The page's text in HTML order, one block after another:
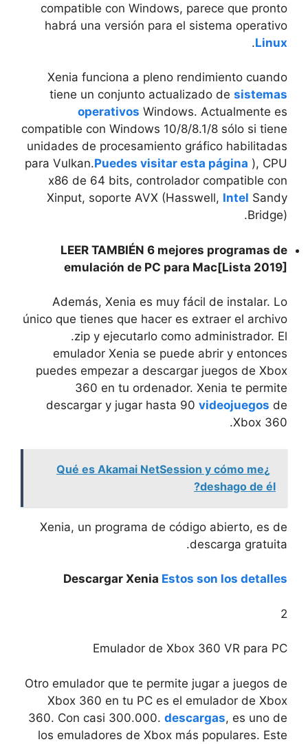
compatible con Windows, parece que pronto
habrá una versión para el sistema operativo
Linux
.
Xenia funciona a pleno rendimiento cuando
tiene un conjunto actualizado desistemas
operativosWindows. Actualmente es
compatible con Windows 10/8/8.1/8 sólo si tiene
unidades de procesamiento gráfico habilitadas
para Vulkan.Puedes visitar esta página), CPU
x86 de 64 bits, controlador compatible con
Xinput, soporte AVX (Hasswell,IntelSandy
Bridge).
LEER TAMBIÉN 6 mejores programas de
emulación de PC para Mac[Lista 2019]
Además, Xenia es muy fácil de instalar. Lo
único que tienes que hacer es extraer el archivo
.zip y ejecutarlo como administrador. El
emulador Xenia se puede abrir y entonces
puedes empezar a descargar juegos de Xbox
360 en tu ordenador. Xenia te permite
descargar y jugar hasta 90videojuegos
Xbox 360.
¿Qué es Akamai NetSession y cómo me
deshago de él?
Xenia, un programa de código abierto, es de
descarga gratuita.
Descargar XeniaEstos son los detalles
Emulador de Xbox 360 VR para PC
Otro emulador que te permite jugar a juegos de
Xbox 360 en tu PC es el emulador de Xbox
360. Con casi 300.000.descargas , es uno de
los emuladores de Xbox más populares. Este